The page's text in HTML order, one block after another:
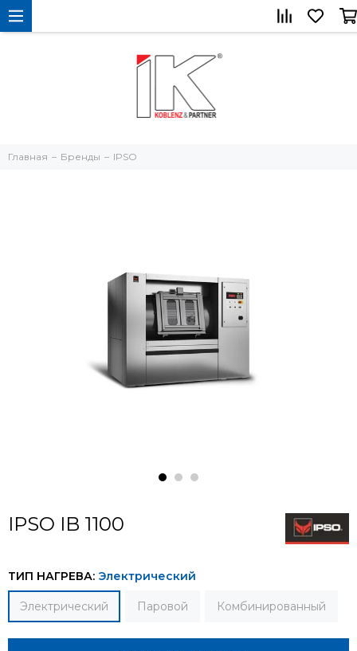
Главная Бренды IPSO
IPSO IB 1100
ТИП НАГРЕВА: Электрический
Электрический Паровой Комбинированный